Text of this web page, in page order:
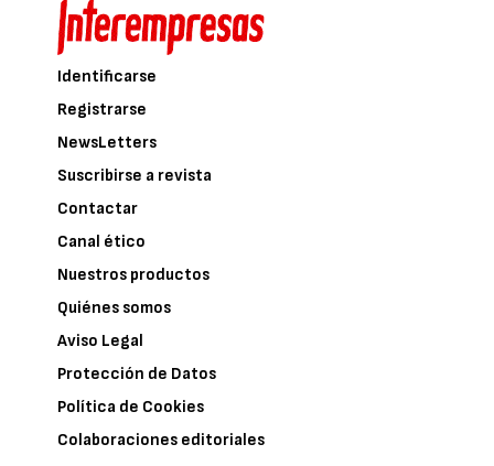
Identificarse
Registrarse
NewsLetters
Suscribirse a revista
Contactar
Canal ético
Nuestros productos
Quiénes somos
Aviso Legal
Protección de Datos
Política de Cookies
Colaboraciones editoriales